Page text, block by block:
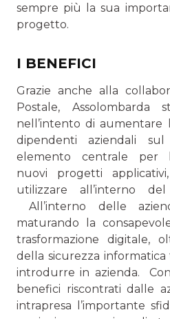
sempre più la sua
progetto.
I BENEFICI
Grazie anche alla
Postale, As­solombarda
nell’intento di aumentare
dipendenti aziendali sul
elemento centrale per
nuovi progetti
utilizzare all’interno del
All’interno delle
maturando la
trasformazione digitale,
della sicurezza
introdurre in azienda.
benefici riscontrati dalle
intrapresa l’importante